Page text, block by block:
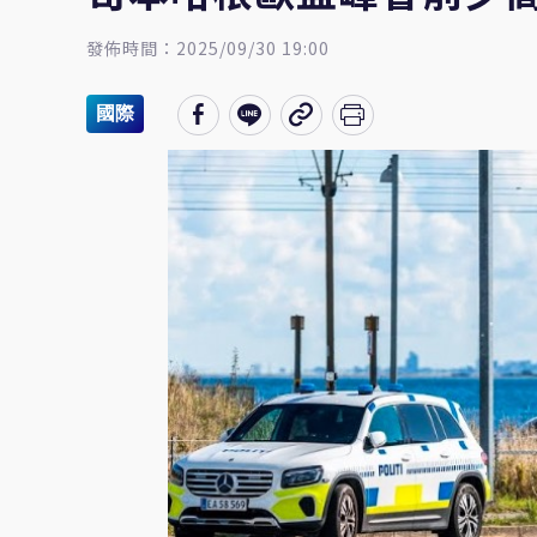
發佈時間：2025/09/30 19:00
國際